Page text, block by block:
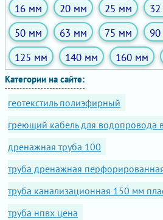
16 мм 20 мм 25 мм
50 мм
63 мм 75 мм
125 мм
140 мм 160 мм
Категории на сайте:
геотекстиль полиэфирный
греющий кабель для водопровода
дренажная труба 100
труба дренажная
труба канализационная 150 мм
труба нпвх цена